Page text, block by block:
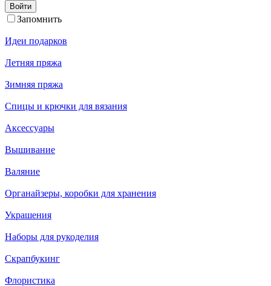
Войти
Запомнить
Идеи подарков
Летняя пряжа
Зимняя пряжа
Спицы и крючки для вязания
Аксессуары
Вышивание
Валяние
Органайзеры, коробки для хранения
Украшения
Наборы для рукоделия
Скрапбукинг
Флористика